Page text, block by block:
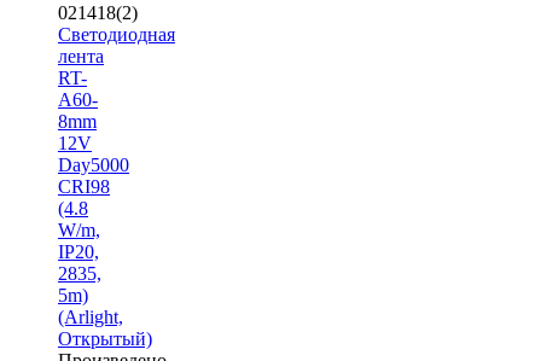
021418(2)
Светодиодная
лента
RT-
A60-
8mm
12V
Day5000
CRI98
(4.8
W/m,
IP20,
2835,
5m)
(Arlight,
Открытый)